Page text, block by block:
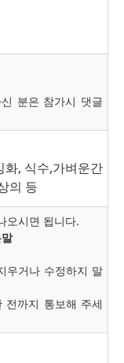
분은 참가시 댓글
화, 식수,가벼운간
의 등
오시면 됩니다.
우거나 수정하지 말
전까지 통보해 주세